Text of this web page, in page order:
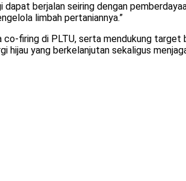
berjalan seiring dengan
limbah pertaniannya.”
firing di PLTU, serta mendukung target
hijau yang berkelanjutan sekaligus